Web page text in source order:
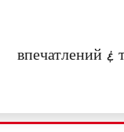
впечатлений &